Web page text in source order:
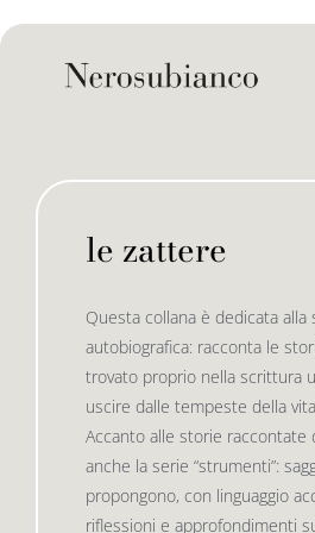
to
il catalogo
le bandiere le bandiere in verticale
le drizze
e-book
le zattere
Questa collana è dedicata alla
autobiografica: racconta le
trovato proprio nella scrittura
uscire dalle tempeste della
Accanto alle storie raccontate
anche la serie “strumenti”:
propongono, con linguaggio
riflessioni e approfondimenti